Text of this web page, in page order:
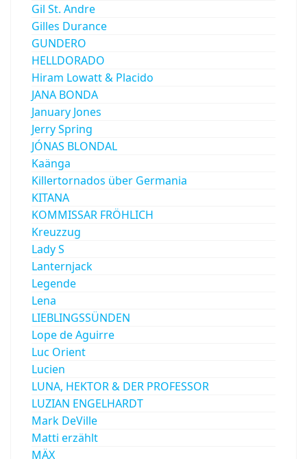
Gil St. Andre
Gilles Durance
GUNDERO
HELLDORADO
Hiram Lowatt & Placido
JANA BONDA
January Jones
Jerry Spring
JÓNAS BLONDAL
Kaänga
Killertornados über Germania
KITANA
KOMMISSAR FRÖHLICH
Kreuzzug
Lady S
Lanternjack
Legende
Lena
LIEBLINGSSÜNDEN
Lope de Aguirre
Luc Orient
Lucien
LUNA, HEKTOR & DER PROFESSOR
LUZIAN ENGELHARDT
Mark DeVille
Matti erzählt
MÄX